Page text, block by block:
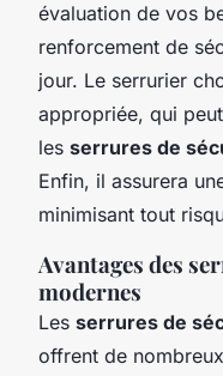
évaluation de vos
renforcement de
jour. Le serrurier
appropriée, qui
les serrures de
Enfin, il assurera
minimisant tout
Avantages des
modernes
Les serrures de
offrent de